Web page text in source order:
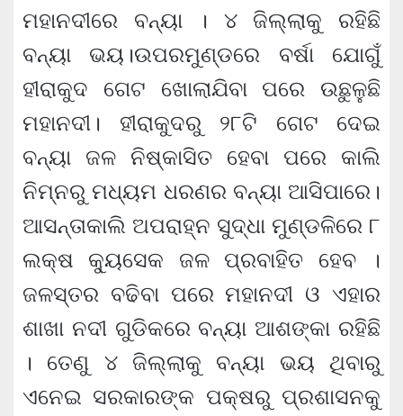
ମହାନଦୀରେ ବନ୍ୟା । ୪ ଜିଲ୍ଲାକୁ ରହିଛି
ବନ୍ୟା ଭୟ।ଉପରମୁଣ୍ଡରେ ବର୍ଷା ଯୋଗୁଁ
ହୀରାକୁଦ ଗେଟ ଖୋଲାଯିବା ପରେ ଉଛୁଳୁଛି
ମହାନଦୀ। ହୀରାକୁଦରୁ ୨୮ଟି ଗେଟ ଦେଇ
ବନ୍ୟା ଜଳ ନିଷ୍କାସିତ ହେବା ପରେ କାଲି
ନିମ୍ନରୁ ମଧ୍ୟମ ଧରଣର ବନ୍ୟା ଆସିପାରେ।
ଆସନ୍ତାକାଲି ଅପରାହ୍ନ ସୁଦ୍ଧା ମୁଣ୍ଡଳିରେ ୮
ଲକ୍ଷ କ୍ୟୁସେକ ଜଳ ପ୍ରବାହିତ ହେବ ।
ଜଳସ୍ତର ବଢିବା ପରେ ମହାନଦୀ ଓ ଏହାର
ଶାଖା ନଦୀ ଗୁଡିକରେ ବନ୍ୟା ଆଶଙ୍କା ରହିଛି
। ତେଣୁ ୪ ଜିଲ୍ଲାକୁ ବନ୍ୟା ଭୟ ଥିବାରୁ
ଏନେଇ ସରକାରଙ୍କ ପକ୍ଷରୁ ପ୍ରଶାସନକୁ